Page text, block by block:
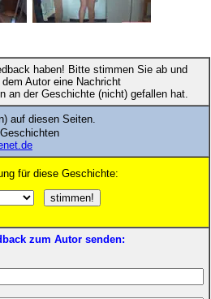
haben! Bitte stimmen Sie ab und
Autor eine Nachricht
an der Geschichte (nicht) gefallen hat.
auf diesen Seiten.
für diese Geschichte:
zum Autor senden: